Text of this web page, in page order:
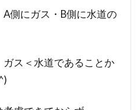
側にガス・B側に水道の
ス＜水道であることか